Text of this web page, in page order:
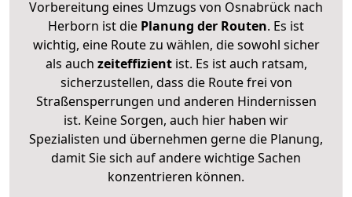
Vorbereitung eines Umzugs von Osnabrück nach
Herborn ist die Planung der Routen. Es ist
wichtig, eine Route zu wählen, die sowohl sicher
als auch zeiteffizientist. Es ist auch ratsam,
sicherzustellen, dass die Route frei von
Straßensperrungen und anderen Hindernissen
ist. Keine Sorgen, auch hier haben wir
Spezialisten und übernehmen gerne die Planung,
damit Sie sich auf andere wichtige Sachen
konzentrieren können.